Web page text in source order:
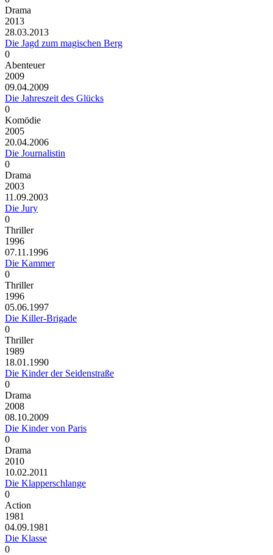
Drama
2013
28.03.2013
Die Jagd zum magischen Berg
0
Abenteuer
2009
09.04.2009
Die Jahreszeit des Glücks
0
Komödie
2005
20.04.2006
Die Journalistin
0
Drama
2003
11.09.2003
Die Jury
0
Thriller
1996
07.11.1996
Die Kammer
0
Thriller
1996
05.06.1997
Die Killer-Brigade
0
Thriller
1989
18.01.1990
Die Kinder der Seidenstraße
0
Drama
2008
08.10.2009
Die Kinder von Paris
0
Drama
2010
10.02.2011
Die Klapperschlange
0
Action
1981
04.09.1981
Die Klasse
0